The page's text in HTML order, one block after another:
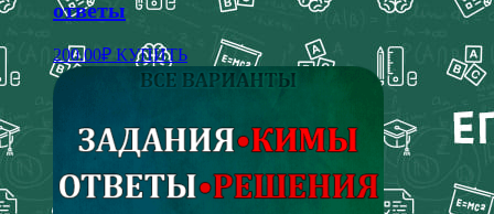
ответы
200.00₽ КУПИТЬ